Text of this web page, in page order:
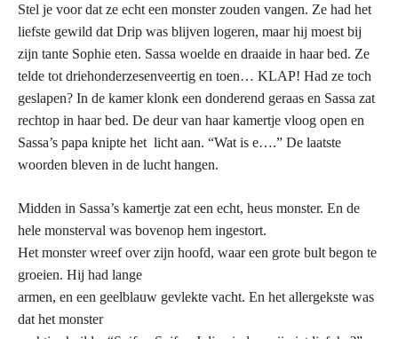
Stel je voor dat ze echt een monster zouden vangen. Ze had het
liefste gewild dat Drip was blijven logeren, maar hij moest bij
zijn tante Sophie eten. Sassa woelde en draaide in haar bed. Ze
telde tot driehonderzesenveertig en toen… KLAP! Had ze toch
geslapen? In de kamer klonk een donderend geraas en Sassa zat
rechtop in haar bed. De deur van haar kamertje vloog open en
Sassa’s papa knipte het licht aan. “Wat is e….” De laatste
woorden bleven in de lucht hangen.
Midden in Sassa’s kamertje zat een echt, heus monster. En de
hele monsterval was bovenop hem ingestort.
Het monster wreef over zijn hoofd, waar een grote bult begon te
groeien. Hij had lange
armen, en een geel­blauw gevlekte vacht. En het allergekste was
dat het monster